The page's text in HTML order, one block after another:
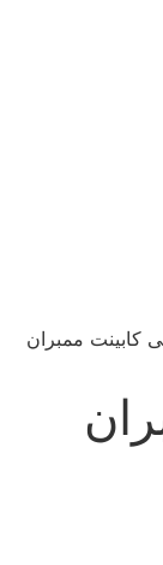
کابینت ممبران